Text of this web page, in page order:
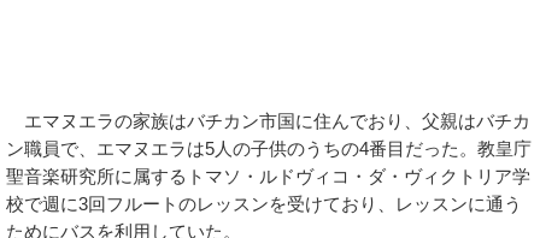
エマヌエラの家族はバチカン市国に住んでおり、父親はバチカ
ン職員で、エマヌエラは5人の子供のうちの4番目だった。教皇庁
聖音楽研究所に属するトマソ・ルドヴィコ・ダ・ヴィクトリア学
校で週に3回フルートのレッスンを受けており、レッスンに通う
ためにバスを利用していた。